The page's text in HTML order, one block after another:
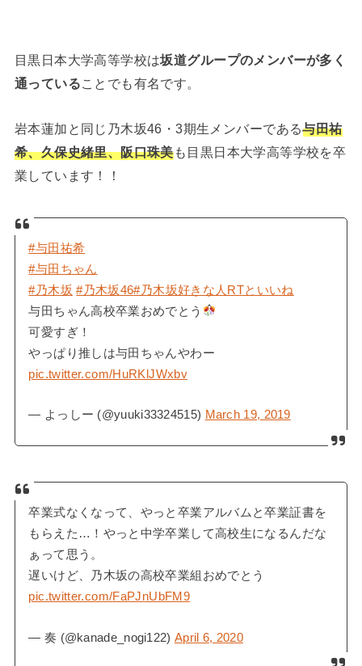
目黒日本大学高等学校は坂道グループのメンバーが多く
通っていることでも有名です。
岩本蓮加と同じ乃木坂46・3期生メンバーである与田祐
希、久保史緒里、阪口珠美も目黒日本大学高等学校を卒
業しています！！
#与田祐希
#与田ちゃん
#乃木坂 #乃木坂46#乃木坂好きな人RTといいね
与田ちゃん高校卒業おめでとう
可愛すぎ！
やっぱり推しは与田ちゃんやわー
pic.twitter.com/HuRKlJWxbv
— よっしー (@yuuki33324515) March 19, 2019
卒業式なくなって、やっと卒業アルバムと卒業証書を
もらえた…！やっと中学卒業して高校生になるんだな
ぁって思う。
遅いけど、乃木坂の高校卒業組おめでとう
pic.twitter.com/FaPJnUbFM9
— 奏 (@kanade_nogi122) April 6, 2020